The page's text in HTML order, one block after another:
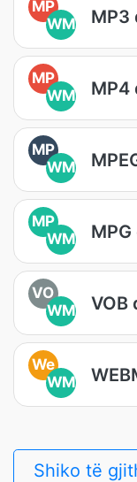
MP
WM
MP3
MP
WM
MP4
MP
WM
MP
WM
VO
WM
VOB
We
WM
Shiko të